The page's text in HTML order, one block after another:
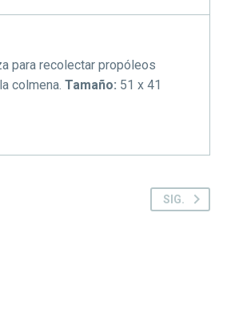
para recolectar propóleos
colmena. Tamaño: 51 x 41
SIG.